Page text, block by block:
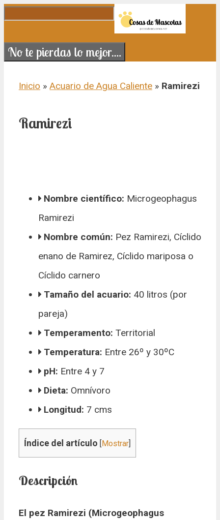
No te pierdas lo mejor....
Inicio » Acuario de Agua Caliente » Ramirezi
Ramirezi
Nombre científico: Microgeophagus
Ramirezi
Nombre común: Pez Ramirezi, Cíclido
enano de Ramirez, Cíclido mariposa o
Cíclido carnero
Tamaño del acuario: 40 litros (por
pareja)
Temperamento: Territorial
Temperatura: Entre 26º y 30ºC
pH: Entre 4 y 7
Dieta: Omnívoro
Longitud: 7 cms
Índice del artículo [Mostrar]
Descripción
El pez Ramirezi (Microgeophagus